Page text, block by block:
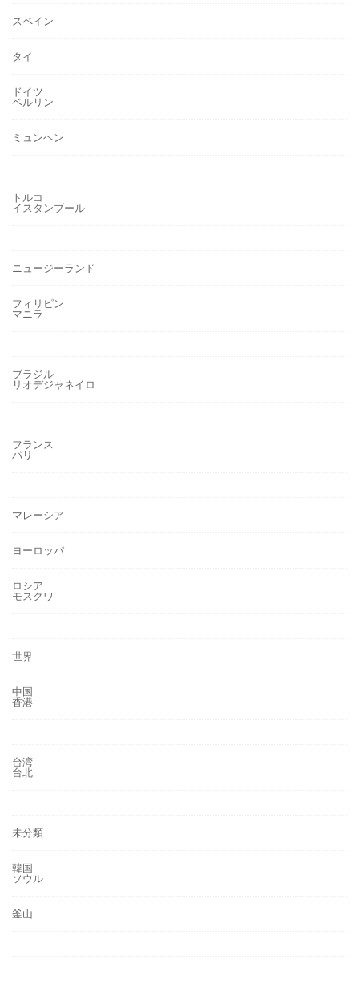
スペイン
タイ
ドイツ
ベルリン
ミュンヘン
トルコ
イスタンブール
ニュージーランド
フィリピン
マニラ
ブラジル
リオデジャネイロ
フランス
パリ
マレーシア
ヨーロッパ
ロシア
モスクワ
世界
中国
香港
台湾
台北
未分類
韓国
ソウル
釜山